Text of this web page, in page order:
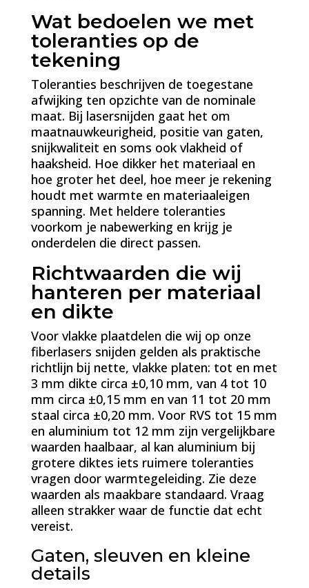
Wat bedoelen we met
toleranties op de
tekening
Toleranties beschrijven de toegestane
afwijking ten opzichte van de nominale
maat. Bij lasersnijden gaat het om
maatnauwkeurigheid, positie van gaten,
snijkwaliteit en soms ook vlakheid of
haaksheid. Hoe dikker het materiaal en
hoe groter het deel, hoe meer je rekening
houdt met warmte en materiaaleigen
spanning. Met heldere toleranties
voorkom je nabewerking en krijg je
onderdelen die direct passen.
Richtwaarden die wij
hanteren per materiaal
en dikte
Voor vlakke plaatdelen die wij op onze
fiberlasers snijden gelden als praktische
richtlijn bij nette, vlakke platen: tot en met
3 mm dikte circa ±0,10 mm, van 4 tot 10
mm circa ±0,15 mm en van 11 tot 20 mm
staal circa ±0,20 mm. Voor RVS tot 15 mm
en aluminium tot 12 mm zijn vergelijkbare
waarden haalbaar, al kan aluminium bij
grotere diktes iets ruimere toleranties
vragen door warmtegeleiding. Zie deze
waarden als maakbare standaard. Vraag
alleen strakker waar de functie dat echt
vereist.
Gaten, sleuven en kleine
details